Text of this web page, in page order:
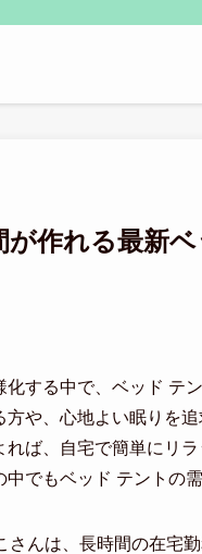
が作れる最新
する中で、ベッド テ
や、心地よい眠りを
ば、自宅で簡単にリ
でもベッド テントの
さんは、長時間の在宅